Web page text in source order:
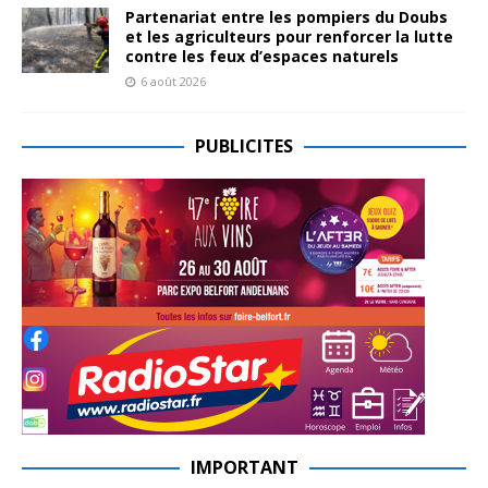
Partenariat entre les pompiers du Doubs
et les agriculteurs pour renforcer la lutte
contre les feux d’espaces naturels
6 août 2026
PUBLICITES
IMPORTANT